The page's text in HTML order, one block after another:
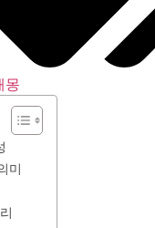
몽
미